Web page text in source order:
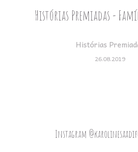
Histórias Premiadas -
Histórias
26.08.2019
Instagram